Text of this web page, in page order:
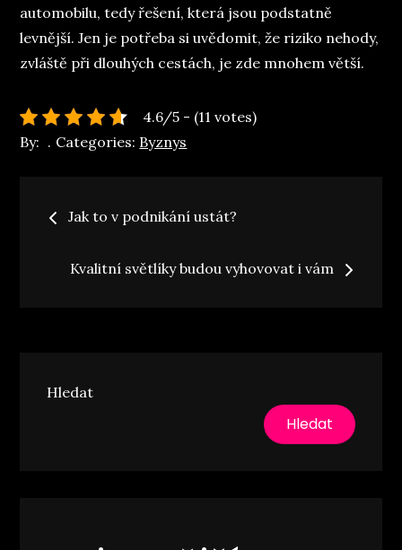
automobilu, tedy řešení, která jsou podstatně
levnější. Jen je potřeba si uvědomit, že riziko nehody,
zvláště při dlouhých cestách, je zde mnohem větší.
4.6/5 - (11 votes)
By:
Categories: Byznys
Navigace
pro
Jak to v podnikání ustát?
Kvalitní světlíky budou vyhovovat i vám
Hledat
Hledat